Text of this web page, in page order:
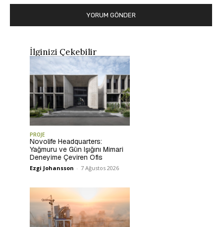
İlginizi Çekebilir
PROJE
Novolife Headquarters:
Yağmuru ve Gün Işığını Mimari
Deneyime Çeviren Ofis
Ezgi Johansson - 7 Ağustos 2026